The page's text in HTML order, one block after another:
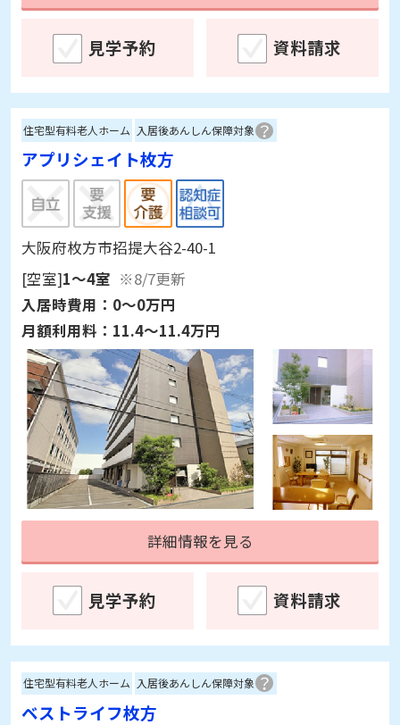
見学予約 資料請求
住宅型有料老人ホーム 入居後あんしん保障対象
アプリシェイト枚方
大阪府枚方市招提大谷2-40-1
[空室]1～4室 ※8/7更新
入居時費用： 0～0万円
月額利用料： 11.4～11.4万円
詳細情報を見る
見学予約 資料請求
住宅型有料老人ホーム 入居後あんしん保障対象
ベストライフ枚方